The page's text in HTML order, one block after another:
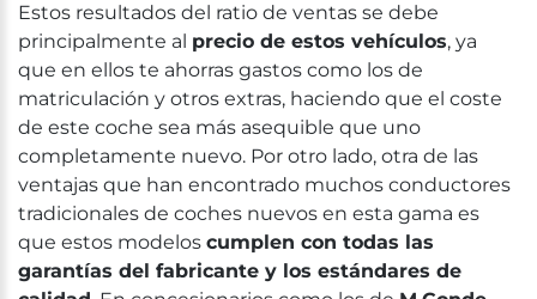
Estos resultados del ratio de ventas se debe
principalmente al precio de estos vehículos, ya
que en ellos te ahorras gastos como los de
matriculación y otros extras, haciendo que el coste
de este coche sea más asequible que uno
completamente nuevo. Por otro lado, otra de las
ventajas que han encontrado muchos conductores
tradicionales de coches nuevos en esta gama es
que estos modelos cumplen con todas las
garantías del fabricante y los estándares de